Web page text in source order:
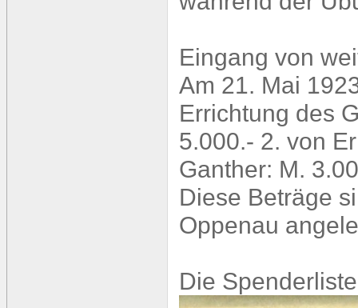
Eingang von
Am 21. Mai
Errichtung des
5.000.- 2. von
Ganther: M.
Diese Beträge
Oppenau
Die